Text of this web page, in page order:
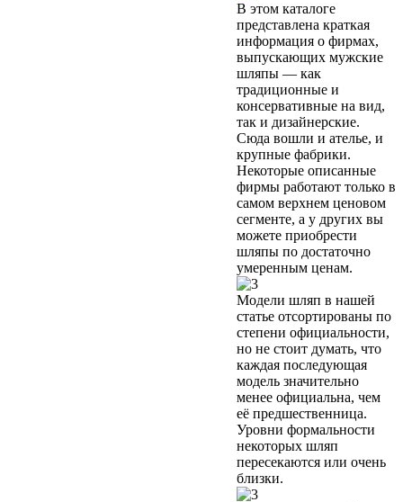
В этом каталоге
представлена краткая
информация о фирмах,
выпускающих мужские
шляпы — как
традиционные и
консервативные на вид,
так и дизайнерские.
Сюда вошли и ателье, и
крупные фабрики.
Некоторые описанные
фирмы работают только в
самом верхнем ценовом
сегменте, а у других вы
можете приобрести
шляпы по достаточно
умеренным ценам.
Модели шляп в нашей
статье отсортированы по
степени официальности,
но не стоит думать, что
каждая последующая
модель значительно
менее официальна, чем
её предшественница.
Уровни формальности
некоторых шляп
пересекаются или очень
близки.